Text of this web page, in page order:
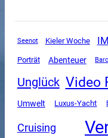
Seenot Kieler Woche
Porträt Abenteuer
Unglück Video
Umwelt Luxus-Yacht
Cruising